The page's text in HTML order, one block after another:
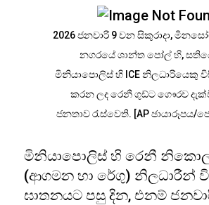
2026 ජනවාරි 9 වන සිකුරාදා,
නගරයේ ශාන්ත පෝල් හි,
මිනියාපොලිස් හි ICE නිලධාරියෙකු
කරන ලද රෙනී ගුඩ්ට ගෞරව
ජනතාව රැස්වෙති. [AP ඡායාරූපය/
මිනියාපොලිස් හි රෙනී නිකොල්
(ආගමන හා රේගු) නිලධාරීන්
ඝාතනයට පසු දින, එනම්